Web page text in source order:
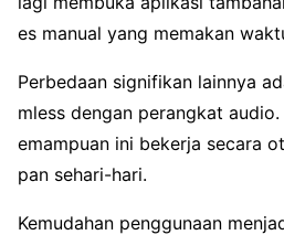
es manual yang memakan
Perbedaan signifikan lainnya
mless dengan perangkat
emampuan ini bekerja secara
pan sehari-hari.
Kemudahan penggunaan